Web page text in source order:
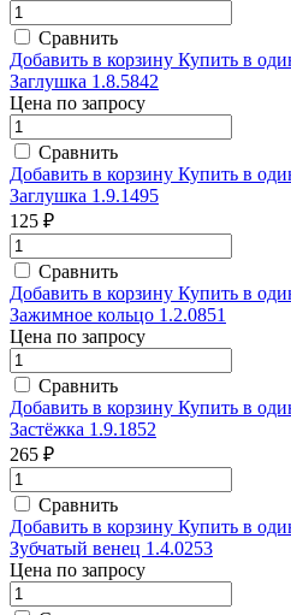
Сравнить
Добавить в корзину Купить в
Заглушка 1.8.5842
Цена по запросу
Сравнить
Добавить в корзину Купить в
Заглушка 1.9.1495
125 ₽
Сравнить
Добавить в корзину Купить в
Зажимное кольцо 1.2.0851
Цена по запросу
Сравнить
Добавить в корзину Купить в
Застёжка 1.9.1852
265 ₽
Сравнить
Добавить в корзину Купить в
Зубчатый венец 1.4.0253
Цена по запросу